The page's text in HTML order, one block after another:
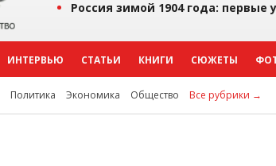
Россия зимой 1904 года: первые
ИНТЕРВЬЮ СТАТЬИ КНИГИ СЮЖЕТЫ
Политика Экономика Общество Все рубрики →